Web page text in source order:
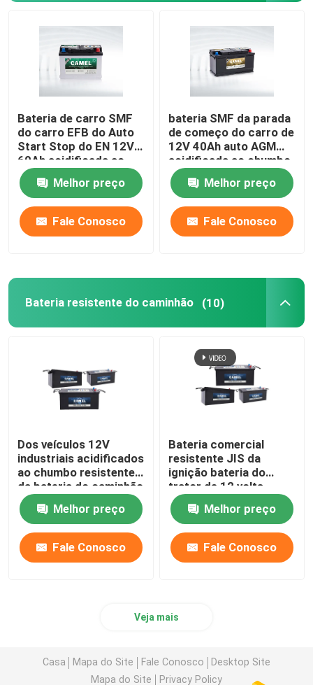
Bateria de carro SMF
do carro EFB do Auto
Start Stop do EN 12V
60Ah acidificada ao
chumbo para veículos
Melhor preço
Fale Conosco
bateria SMF da parada
de começo do carro de
12V 40Ah auto AGM
acidificada ao chumbo
para a carrinha
Melhor preço
Fale Conosco
Bateria resistente do caminhão (10)
Dos veículos 12V
industriais acidificados
ao chumbo resistentes
da bateria do caminhão
de JIS bateria portátil
do acionador de
partida
Melhor preço
Fale Conosco
Bateria comercial
resistente JIS da
ignição bateria do
trator de 12 volts
Melhor preço
Fale Conosco
Veja mais
Casa Mapa do Site Fale Conosco
Desktop Site
Mapa do Site
Privacy Policy